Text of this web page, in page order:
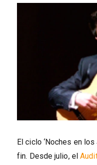
El ciclo ‘Noches en
fin. Desde julio, el